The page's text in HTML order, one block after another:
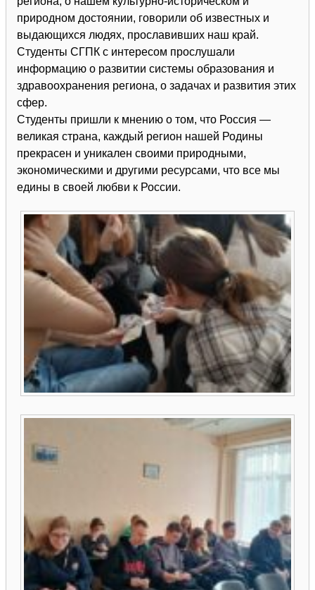
природном достоянии, говорили об известных и
выдающихся людях, прославивших наш край.
Студенты СГПК с интересом прослушали
информацию о развитии системы образования и
здравоохранения региона, о задачах и развития этих
сфер.
Студенты пришли к мнению о том, что Россия —
великая страна, каждый регион нашей Родины
прекрасен и уникален своими природными,
экономическими и другими ресурсами, что все мы
едины в своей любви к России.